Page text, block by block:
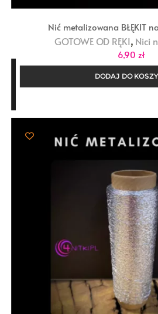
Nić metalizowana BŁĘKIT
GOTOWE OD RĘKI, Nici
6,90 zł
DODAJ DO